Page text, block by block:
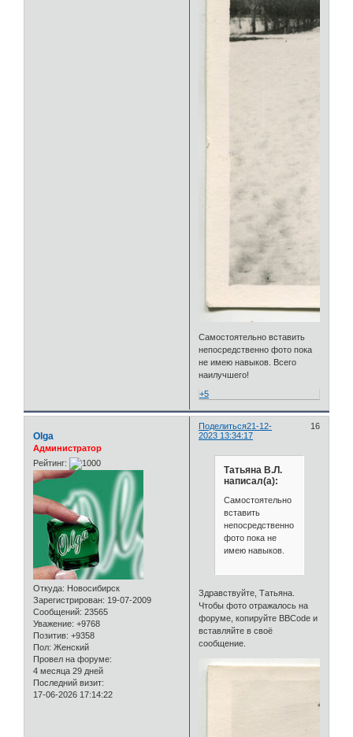
Самостоятельно вставить
непосредственно фото пока
не имею навыков. Всего
наилучшего!
+5
Поделиться 16
21-12-
2023 13:34:17
Olga
Администратор
Рейтинг:
Откуда: Новосибирск
Зарегистрирован: 19-07-2009
Сообщений: 23565
Уважение: +9768
Позитив: +9358
Пол: Женский
Провел на форуме:
4 месяца 29 дней
Последний визит:
17-06-2026 17:14:22
Татьяна В.Л.
написал(а):
Самостоятельно
вставить
непосредственно
фото пока не
имею навыков.
Здравствуйте, Татьяна.
Чтобы фото отражалось на
форуме, копируйте BBCode и
вставляйте в своё
сообщение.